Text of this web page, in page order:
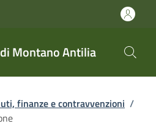
Montano Antilia
finanze e contravvenzioni /